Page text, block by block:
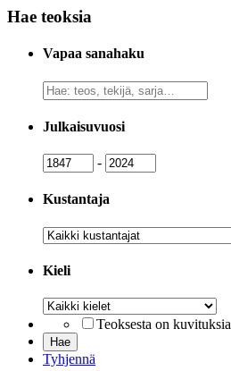
Hae teoksia
Vapaa sanahaku
Vapaa
sanahaku
Julkaisuvuosi
Julkaisuvuosi
- Julkaisuvuosi
Kustantaja
Kustantaja
Kieli
Kieli
Teoksesta on kuvituksia
Tyhjennä